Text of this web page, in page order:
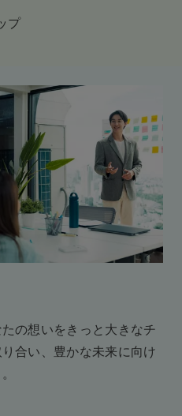
プ
の想いをきっと大きなチ
合い、豊かな未来に向け